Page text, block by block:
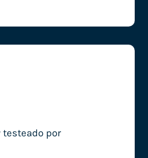
testeado por